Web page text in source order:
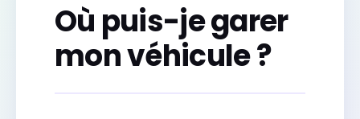
Où puis-je garer
mon véhicule ?